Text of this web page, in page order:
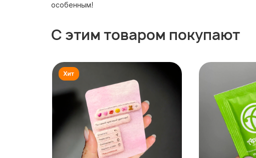
особенным!
С этим товаром покупают